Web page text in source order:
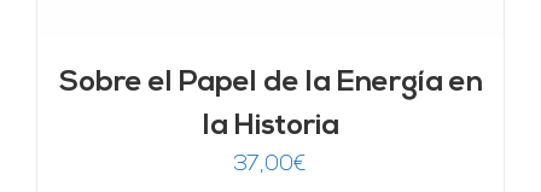
Sobre el Papel de la Energía en
la Historia
37,00€